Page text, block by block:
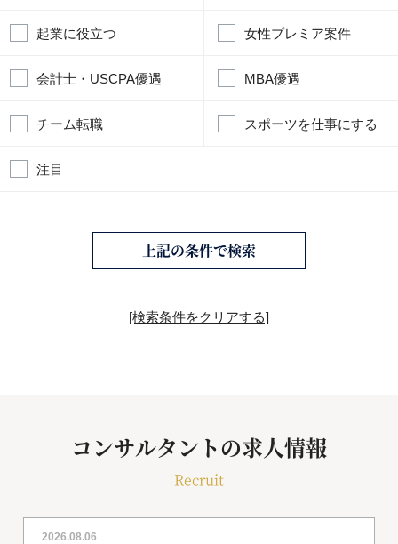
起業に役立つ 女性プレミア案件
会計士・USCPA優遇 MBA優遇
チーム転職 スポーツを仕事にする
注目
上記の条件で検索
[検索条件をクリアする]
コンサルタントの求人情報
Recruit
2026.08.06